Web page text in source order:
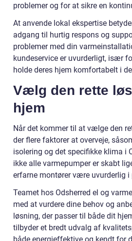
problemer og for at sikre en
At anvende lokal ekspertise
adgang til hurtig respons og
problemer med din
kundeservice er uvurderligt, især
holde deres hjem komfortabelt i
Vælg den rette
hjem
Når det kommer til at vælge den
der flere faktorer at overveje,
isolering og det specifikke klima i
ikke alle varmepumper er skabt
erfarne montører være uvurderlig i
Teamet hos Odsherred el og
med at vurdere dine behov og
løsning, der passer til både dit
tilbyder et bredt udvalg af
både energieffektive og kendt for